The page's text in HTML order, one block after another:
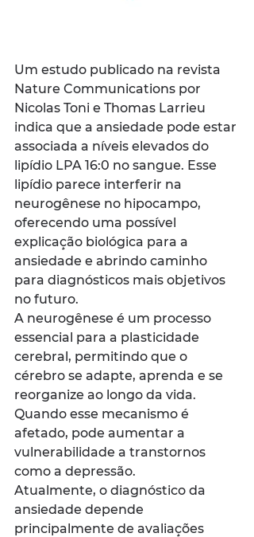
Um estudo publicado na revista
Nature Communications por
Nicolas Toni e Thomas Larrieu
indica que a ansiedade pode estar
associada a níveis elevados do
lipídio LPA 16:0 no sangue. Esse
lipídio parece interferir na
neurogênese no hipocampo,
oferecendo uma possível
explicação biológica para a
ansiedade e abrindo caminho
para diagnósticos mais objetivos
no futuro.
A neurogênese é um processo
essencial para a plasticidade
cerebral, permitindo que o
cérebro se adapte, aprenda e se
reorganize ao longo da vida.
Quando esse mecanismo é
afetado, pode aumentar a
vulnerabilidade a transtornos
como a depressão.
Atualmente, o diagnóstico da
ansiedade depende
principalmente de avaliações